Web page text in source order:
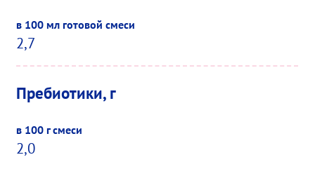
2,7
Пребиотики, г
2,0